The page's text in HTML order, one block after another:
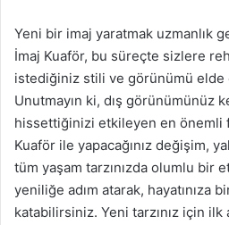
Yeni bir imaj yaratmak uzmanlık
İmaj Kuaför, bu süreçte sizlere
istediğiniz stili ve görünümü elde
Unutmayın ki, dış görünümünüz
hissettiğinizi etkileyen en önemli
Kuaför ile yapacağınız değişim,
tüm yaşam tarzınızda olumlu bir
yeniliğe adım atarak, hayatınıza
katabilirsiniz. Yeni tarzınız için ilk